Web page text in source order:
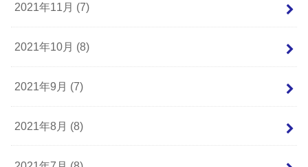
2021年11月 (7)
2021年10月 (8)
2021年9月 (7)
2021年8月 (8)